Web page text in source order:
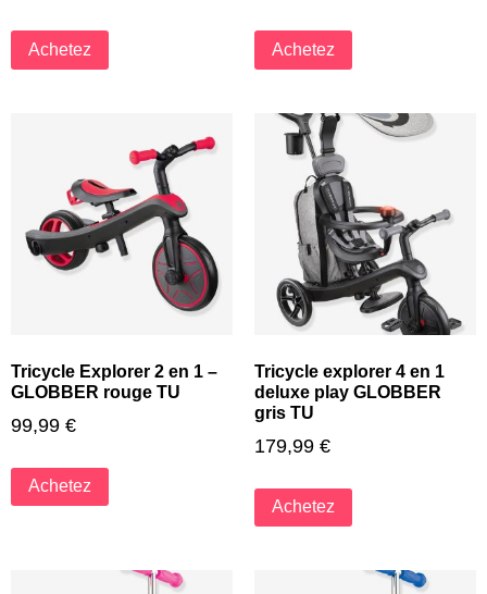
Achetez Achetez
Tricycle Explorer 2 en 1 –
GLOBBER rouge TU
99,99 €
Achetez
Tricycle explorer 4 en 1
deluxe play GLOBBER
gris TU
179,99 €
Achetez